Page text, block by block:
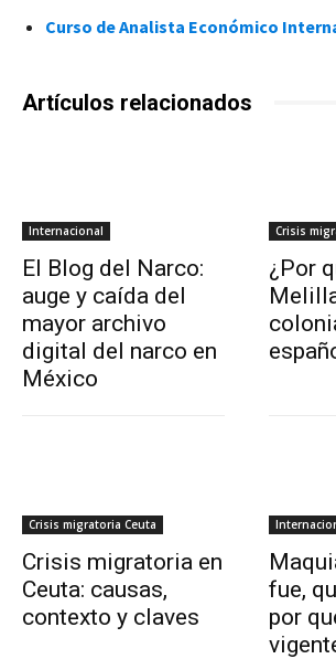
Curso de Analista Económico
Artículos relacionados
Internacional
El Blog del Narco:
auge y caída del
mayor archivo
digital del narco en
México
Crisis
¿Por
Crisis migratoria Ceuta
Crisis migratoria en
Ceuta: causas,
contexto y claves
fue,
por